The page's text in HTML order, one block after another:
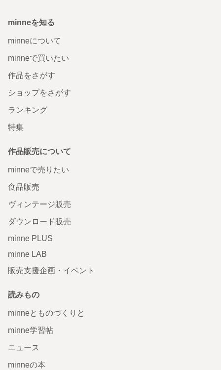
minneを知る
minneについて
minneで買いたい
作品をさがす
ショップをさがす
ランキング
特集
作品販売について
minneで売りたい
食品販売
ヴィンテージ販売
ダウンロード販売
minne PLUS
minne LAB
販売支援企画・イベント
読みもの
minneとものづくりと
minne学習帖
ニュース
minneの本